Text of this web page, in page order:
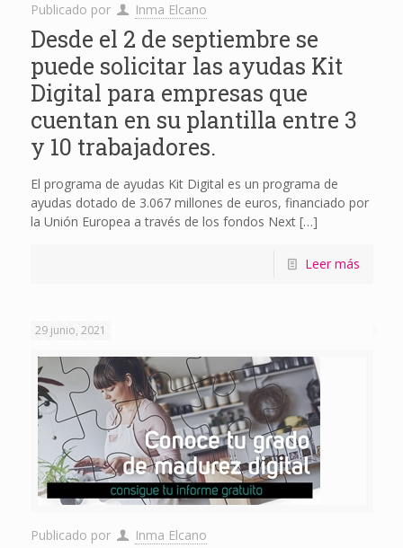
Publicado por Inma Elcano
Desde el 2 de septiembre se
puede solicitar las ayudas Kit
Digital para empresas que
cuentan en su plantilla entre 3
y 10 trabajadores.
El programa de ayudas Kit Digital es un programa de
ayudas dotado de 3.067 millones de euros, financiado por
la Unión Europea a través de los fondos Next[…]
Leer más
29 junio, 2021
Publicado por Inma Elcano